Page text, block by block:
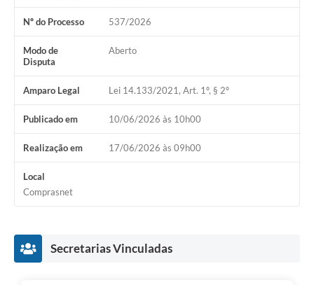
Nº do Processo 537/2026
Modo de
Disputa
Aberto
Amparo Legal Lei 14.133/2021, Art. 1º, § 2º
Publicado em 10/06/2026 às 10h00
Realização em 17/06/2026 às 09h00
Local
Comprasnet
Secretarias Vinculadas